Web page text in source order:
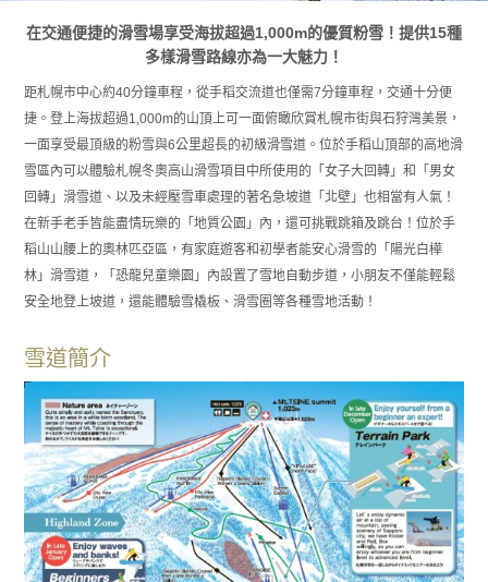
在交通便捷的滑雪場享受海拔超過1,000m的優質粉雪！提供15種
多樣滑雪路線亦為一大魅力！
距札幌市中心約40分鐘車程，從手稻交流道也僅需7分鐘車程，交通十分便
捷。登上海拔超過1,000m的山頂上可一面俯瞰欣賞札幌市街與石狩灣美景，
一面享受最頂級的粉雪與6公里超長的初級滑雪道。位於手稻山頂部的高地滑
雪區內可以體驗札幌冬奧高山滑雪項目中所使用的「女子大回轉」和「男女
回轉」滑雪道、以及未經壓雪車處理的著名急坡道「北壁」也相當有人氣！
在新手老手皆能盡情玩樂的「地質公園」內，還可挑戰跳箱及跳台！位於手
稻山山腰上的奧林匹亞區，有家庭遊客和初學者能安心滑雪的「陽光白樺
林」滑雪道，「恐龍兒童樂園」內設置了雪地自動步道，小朋友不僅能輕鬆
安全地登上坡道，還能體驗雪橇板、滑雪圈等各種雪地活動！
雪道簡介